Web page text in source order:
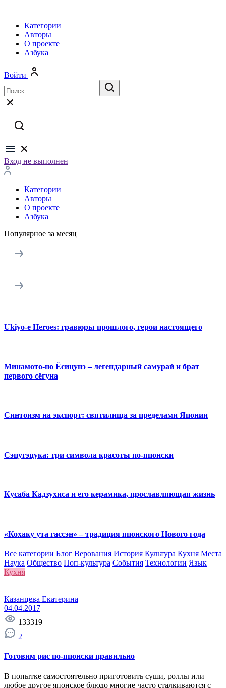
Категории
Авторы
О проекте
Азбука
Войти
Вход не выполнен
Категории
Авторы
О проекте
Азбука
Популярное за месяц
Ukiyo-e Heroes: гравюры прошлого, герои настоящего
Минамото-но Ёсицунэ – легендарный самурай и брат
первого сёгуна
Синтоизм на экспорт: святилища за пределами Японии
Сэцугэцука: три символа красоты по-японски
Кусаба Кадзухиса и его керамика, прославляющая жизнь
«Кохаку ута гассэн» – традиция японского Нового года
Все категории Блог Верования История Культура Кухня Места
Наука Общество Поп-культура События Технологии Язык
Кухня
Казанцева Екатерина
04.04.2017
133319
2
Готовим рис по-японски правильно
В попытке самостоятельно приготовить суши, роллы или
любое другое японское блюдо многие часто сталкиваются с